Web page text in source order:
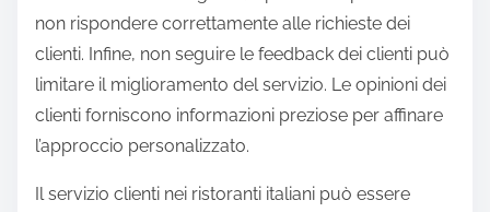
non rispondere correttamente alle richieste dei
clienti. Infine, non seguire le feedback dei clienti può
limitare il miglioramento del servizio. Le opinioni dei
clienti forniscono informazioni preziose per affinare
l’approccio personalizzato.
Il servizio clienti nei ristoranti italiani può essere